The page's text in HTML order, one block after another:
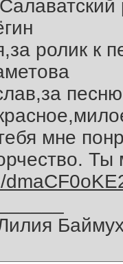
ролик к
мне